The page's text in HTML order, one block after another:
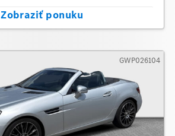
Zobraziť ponuku
GWP026104